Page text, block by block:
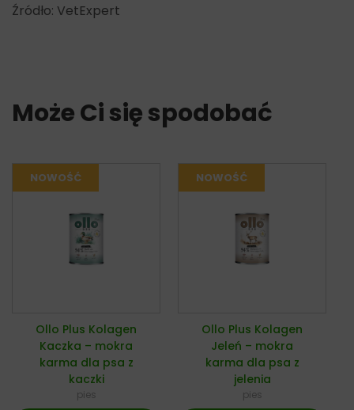
Źródło: VetExpert
Może Ci się spodobać
Ollo Plus Kolagen
Kaczka – mokra
karma dla psa z
kaczki
pies
Ollo Plus Kolagen
Jeleń – mokra
karma dla psa z
jelenia
pies